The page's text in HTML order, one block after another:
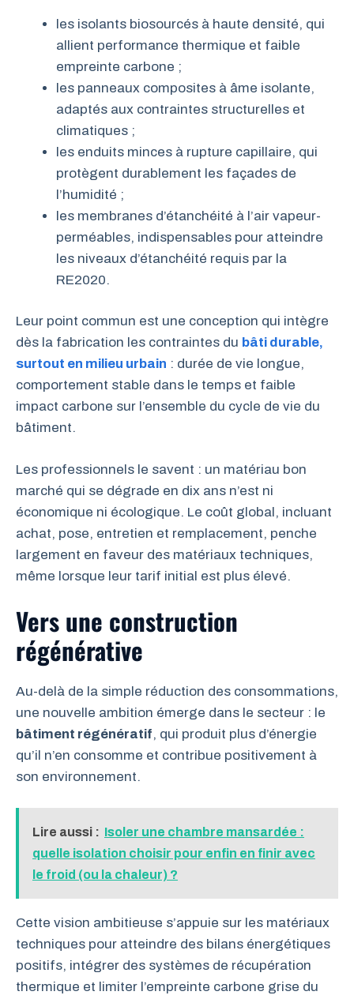
les isolants biosourcés à haute densité, qui
allient performance thermique et faible
empreinte carbone ;
les panneaux composites à âme isolante,
adaptés aux contraintes structurelles et
climatiques ;
les enduits minces à rupture capillaire, qui
protègent durablement les façades de
l’humidité ;
les membranes d’étanchéité à l’air vapeur-
perméables, indispensables pour atteindre
les niveaux d’étanchéité requis par la
RE2020.
Leur point commun est une conception qui intègre
dès la fabrication les contraintes du bâti durable,
surtout en milieu urbain : durée de vie longue,
comportement stable dans le temps et faible
impact carbone sur l’ensemble du cycle de vie du
bâtiment.
Les professionnels le savent : un matériau bon
marché qui se dégrade en dix ans n’est ni
économique ni écologique. Le coût global, incluant
achat, pose, entretien et remplacement, penche
largement en faveur des matériaux techniques,
même lorsque leur tarif initial est plus élevé.
Vers une construction
régénérative
Au-delà de la simple réduction des consommations,
une nouvelle ambition émerge dans le secteur : le
bâtiment régénératif, qui produit plus d’énergie
qu’il n’en consomme et contribue positivement à
son environnement.
Lire aussi : Isoler une chambre mansardée :
quelle isolation choisir pour enfin en finir avec
le froid (ou la chaleur) ?
Cette vision ambitieuse s’appuie sur les matériaux
techniques pour atteindre des bilans énergétiques
positifs, intégrer des systèmes de récupération
thermique et limiter l’empreinte carbone grise du